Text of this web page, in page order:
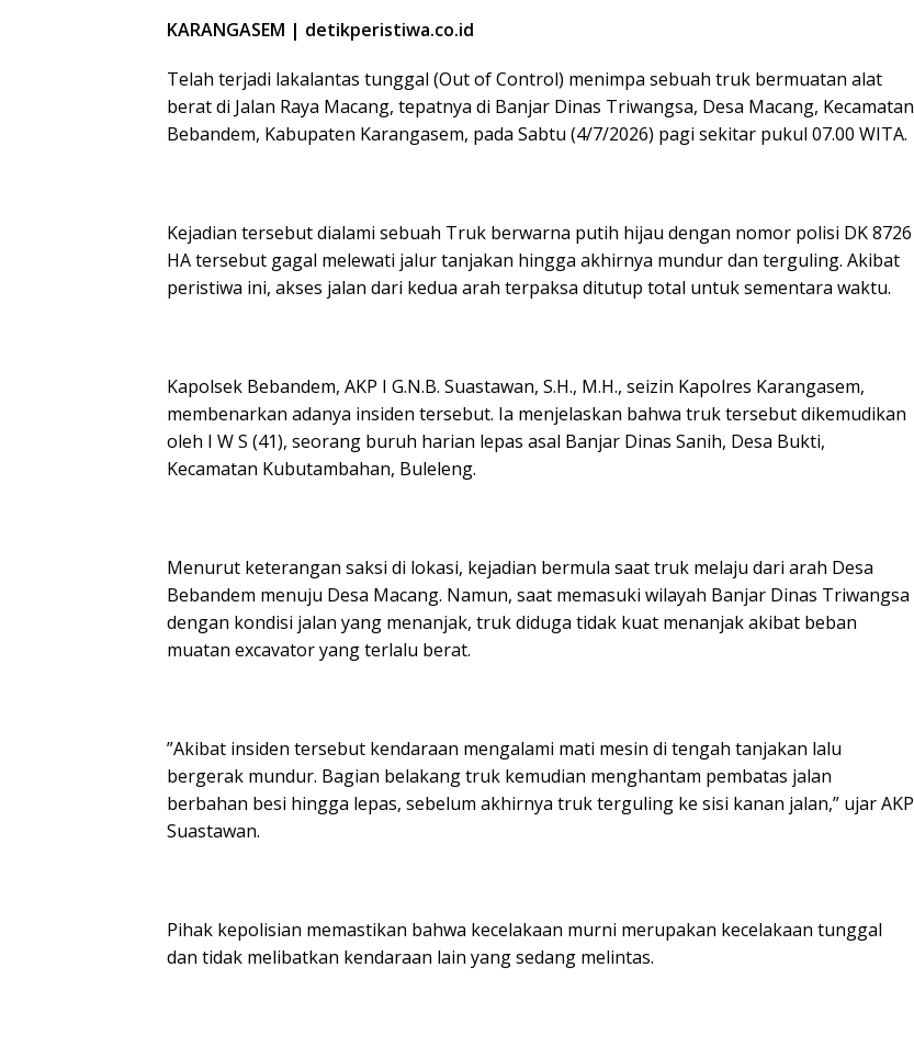
KARANGASEM | detikperistiwa.co.id
Telah terjadi lakalantas tunggal (Out of Control) menimpa sebuah truk bermuatan alat
berat di Jalan Raya Macang, tepatnya di Banjar Dinas Triwangsa, Desa Macang, Kecamatan
Bebandem, Kabupaten Karangasem, pada Sabtu (4/7/2026) pagi sekitar pukul 07.00 WITA.
​Kejadian tersebut dialami sebuah Truk berwarna putih hijau dengan nomor polisi DK 8726
HA tersebut gagal melewati jalur tanjakan hingga akhirnya mundur dan terguling. Akibat
peristiwa ini, akses jalan dari kedua arah terpaksa ditutup total untuk sementara waktu.
​Kapolsek Bebandem, AKP I G.N.B. Suastawan, S.H., M.H., seizin Kapolres Karangasem,
membenarkan adanya insiden tersebut. Ia menjelaskan bahwa truk tersebut dikemudikan
oleh I W S (41), seorang buruh harian lepas asal Banjar Dinas Sanih, Desa Bukti,
Kecamatan Kubutambahan, Buleleng.
​Menurut keterangan saksi di lokasi, kejadian bermula saat truk melaju dari arah Desa
Bebandem menuju Desa Macang. Namun, saat memasuki wilayah Banjar Dinas Triwangsa
dengan kondisi jalan yang menanjak, truk diduga tidak kuat menanjak akibat beban
muatan excavator yang terlalu berat.
​”Akibat insiden tersebut kendaraan mengalami mati mesin di tengah tanjakan lalu
bergerak mundur. Bagian belakang truk kemudian menghantam pembatas jalan
berbahan besi hingga lepas, sebelum akhirnya truk terguling ke sisi kanan jalan,” ujar AKP
Suastawan.
​Pihak kepolisian memastikan bahwa kecelakaan murni merupakan kecelakaan tunggal
dan tidak melibatkan kendaraan lain yang sedang melintas.